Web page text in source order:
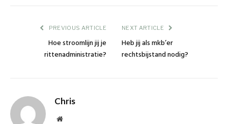
PREVIOUS ARTICLE
Hoe stroomlijn jij je
rittenadministratie?
NEXT ARTICLE
Heb jij als mkb’er
rechtsbijstand nodig?
Chris
Website